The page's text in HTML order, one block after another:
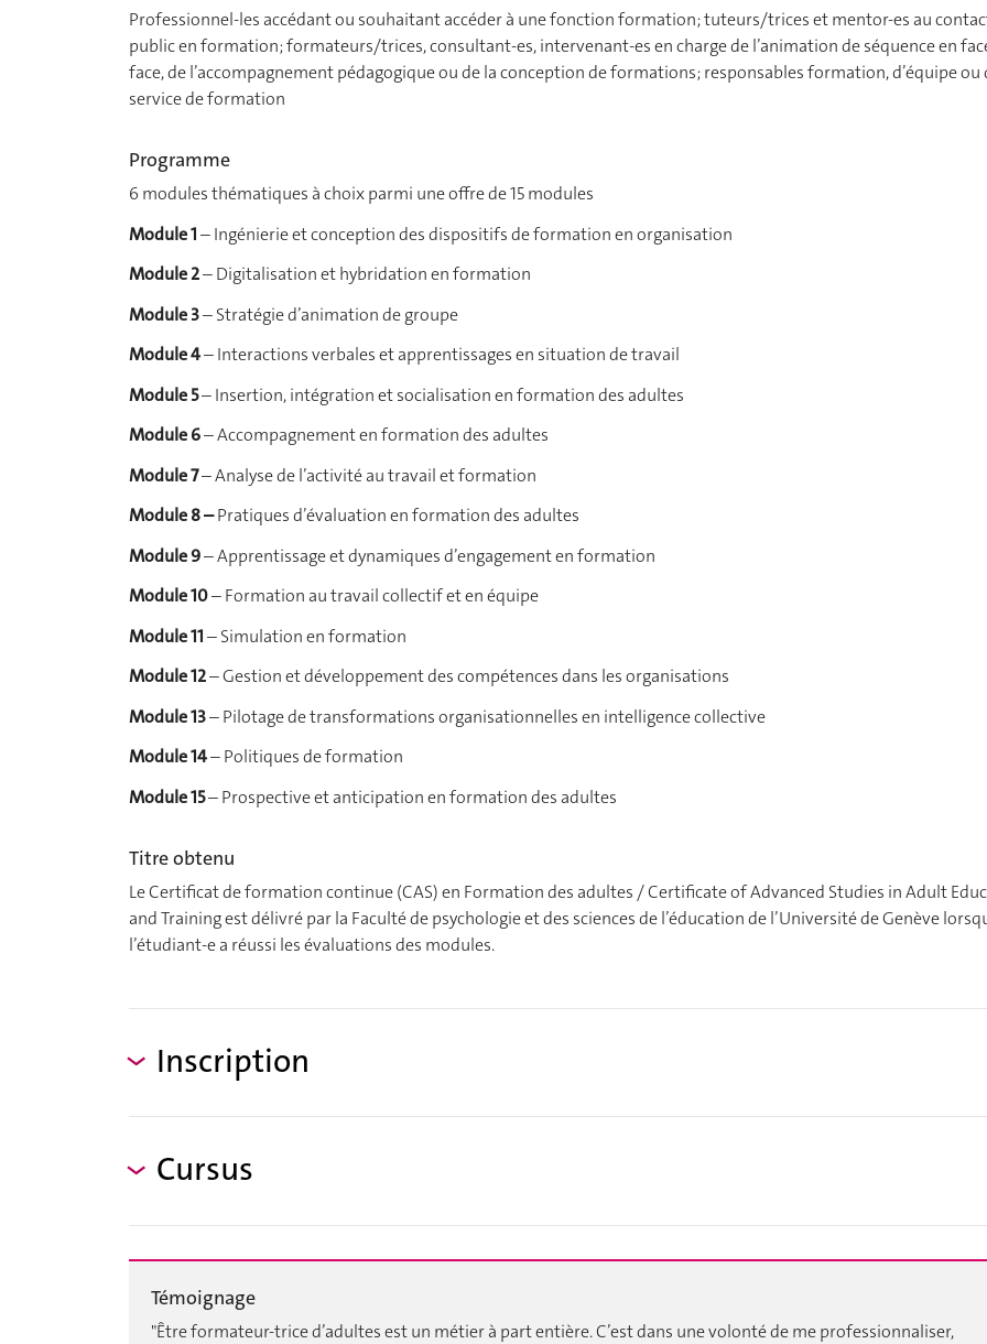
Professionnel-les accédant ou souhaitant accéder à une fonction formation; tuteurs/trices et mentor-es au
public en formation; formateurs/trices, consultant-es, intervenant-es en charge de l’animation de séquence en
face, de l’accompagnement pédagogique ou de la conception de formations; responsables formation, d’équipe ou
service de formation
Programme
6 modules thématiques à choix parmi une offre de 15 modules
Module 1– Ingénierie et conception des dispositifs de formation en organisation
Module 2– Digitalisation et hybridation en formation
Module 3– Stratégie d’animation de groupe
Module 4– Interactions verbales et apprentissages en situation de travail
Module 5– Insertion, intégration et socialisation en formation des adultes
Module 6– Accompagnement en formation des adultes
Module 7– Analyse de l’activité au travail et formation
Module 8 –Pratiques d’évaluation en formation des adultes
Module 9– Apprentissage et dynamiques d’engagement en formation
Module 10– Formation au travail collectif et en équipe
Module 11– Simulation en formation
Module 12– Gestion et développement des compétences dans les organisations
Module 13– Pilotage de transformations organisationnelles en intelligence collective
Module 14– Politiques de formation
Module 15– Prospective et anticipation en formation des adultes
Titre obtenu
Le Certificat de formation continue (CAS) en Formation des adultes / Certificate of Advanced Studies in Adult
and Training est délivré par la Faculté de psychologie et des sciences de l’éducation de l’Université de Genève
l’étudiant-e a réussi les évaluations des modules.
Inscription
Cursus
Témoignage
"Être formateur-trice d’adultes est un métier à part entière. C’est dans une volonté de me professionnaliser,